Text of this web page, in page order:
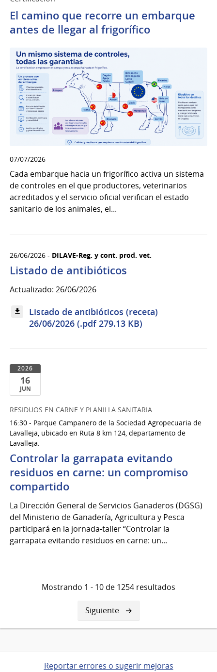
El camino que recorre un embarque
antes de llegar al frigorífico
07/07/2026
Cada embarque hacia un frigorífico activa un sistema
de controles en el que productores, veterinarios
acreditados y el servicio oficial verifican el estado
sanitario de los animales, el...
26/06/2026 - DILAVE-Reg. y cont. prod. vet.
Listado de antibióticos
Actualizado: 26/06/2026
Listado de antibióticos (receta)
26/06/2026 (.pdf 279.13 KB)
2026
16
JUN
de
Jun
del
2026
RESIDUOS EN CARNE Y PLANILLA SANITARIA
16:30 - Parque Campanero de la Sociedad Agropecuaria de
Lavalleja, ubicado en Ruta 8 km 124, departamento de
Lavalleja.
Controlar la garrapata evitando
residuos en carne: un compromiso
compartido
La Dirección General de Servicios Ganaderos (DGSG)
del Ministerio de Ganadería, Agricultura y Pesca
participará en la jornada-taller “Controlar la
garrapata evitando residuos en carne: un...
Mostrando 1 - 10 de 1254 resultados
Siguiente
página
Siguiente
Reportar errores o sugerir mejoras